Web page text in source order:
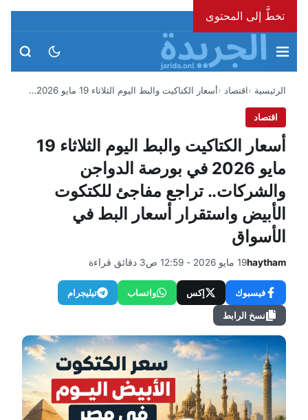
تخطَّ إلى المحتوى
السبت، 8 أغسطس 2026
الرئيسية اقتصاد أسعار الكتاكيت والبط اليوم الثلاثاء 19 مايو 2026…
اقتصاد
أسعار الكتاكيت والبط اليوم الثلاثاء 19
مايو 2026 في بورصة الدواجن
والشركات.. تراجع مفاجئ للكتكوت
الأبيض واستقرار أسعار البط في
الأسواق
haytham19 مايو 2026 - 12:59 ص 3 دقائق قراءة
فيسبوك إكس واتساب تيليجرام
نسخ الرابط